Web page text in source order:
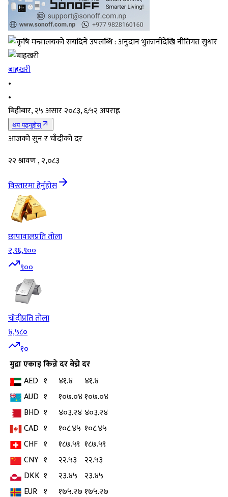
बाह्रखरी
•
•
बिहीबार, २५ असार २०८३, ६:५२ अपराह्न
थप पढ्नुहोस्
आजको सुन र चाँदीको दर
२२ श्रावण , २,०८३
विस्तारमा हेर्नुहोस
छापावालप्रति तोला
२,९६,९००
९००
चाँदीप्रति तोला
४,५८०
१०
मुद्राएकाइकिन्ने दरबेच्ने दर
AED १ ४१.४
४१.४
AUD १ १०७.०४१०७.०४
BHD १ ४०३.२४ ४०३.२४
CAD १ १०८.४५ १०८.४५
CHF १ १८७.५९ १८७.५९
CNY १ २२.५३
२२.५३
DKK १ २३.४५ २३.४५
EUR १ १७५.२७१७५.२७